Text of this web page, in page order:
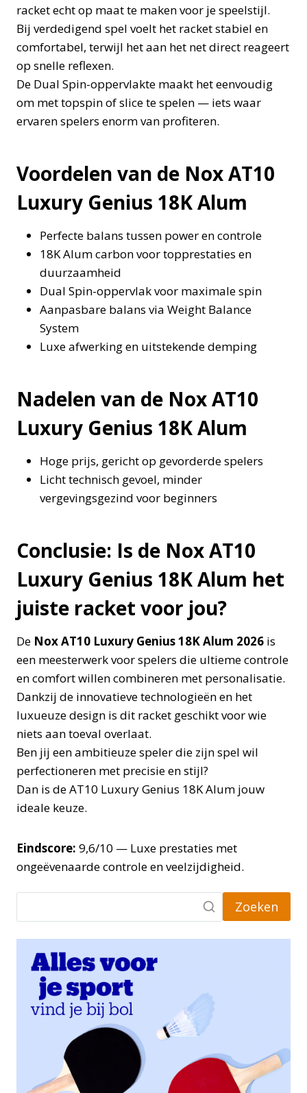
racket echt op maat te maken voor je speelstijl.
Bij verdedigend spel voelt het racket stabiel en
comfortabel, terwijl het aan het net direct reageert
op snelle reflexen.
De Dual Spin-oppervlakte maakt het eenvoudig
om met topspin of slice te spelen — iets waar
ervaren spelers enorm van profiteren.
Voordelen van de Nox AT10
Luxury Genius 18K Alum
Perfecte balans tussen power en controle
18K Alum carbon voor topprestaties en
duurzaamheid
Dual Spin-oppervlak voor maximale spin
Aanpasbare balans via Weight Balance
System
Luxe afwerking en uitstekende demping
Nadelen van de Nox AT10
Luxury Genius 18K Alum
Hoge prijs, gericht op gevorderde spelers
Licht technisch gevoel, minder
vergevingsgezind voor beginners
Conclusie: Is de Nox AT10
Luxury Genius 18K Alum het
juiste racket voor jou?
De Nox AT10 Luxury Genius 18K Alum 2026 is
een meesterwerk voor spelers die ultieme controle
en comfort willen combineren met personalisatie.
Dankzij de innovatieve technologieën en het
luxueuze design is dit racket geschikt voor wie
niets aan toeval overlaat.
Ben jij een ambitieuze speler die zijn spel wil
perfectioneren met precisie en stijl?
Dan is de AT10 Luxury Genius 18K Alum jouw
ideale keuze.
Eindscore: 9,6/10 — Luxe prestaties met
ongeëvenaarde controle en veelzijdigheid.
Zoeken